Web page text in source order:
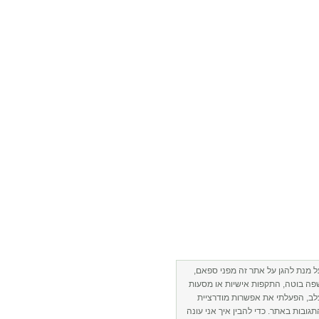
מנת להגן על אתר זה מפני ספאם,
בוטה, התקפות אישיות או מסעות
הפעלתי את אפשרות מודרציית
באתר. כדי להבין איך אני עונה